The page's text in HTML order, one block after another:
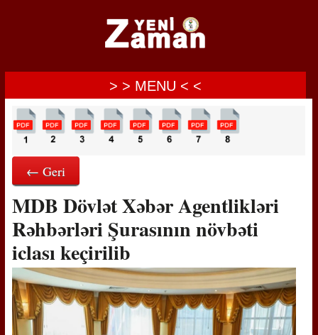
> > MENU < <
← Geri
MDB Dövlət Xəbər Agentlikləri
Rəhbərləri Şurasının növbəti
iclası keçirilib